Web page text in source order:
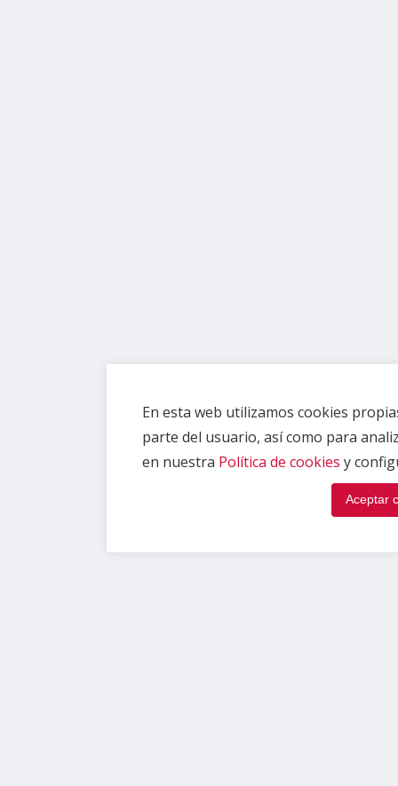
En esta web utilizamos cookies
parte del usuario, así como para
en nuestra Política de cookies y
Aceptar